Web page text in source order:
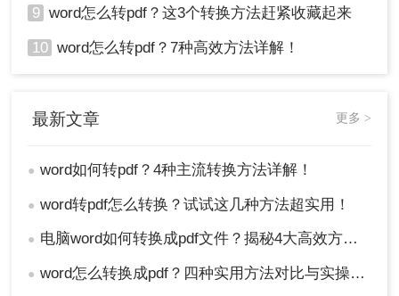
9 word怎么转pdf？这3个转换方法赶紧收藏起来
10 word怎么转pdf？7种高效方法详解！
最新文章 更多 >
● word如何转pdf？4种主流转换方法详解！
● word转pdf怎么转换？试试这几种方法超实用！
● 电脑word如何转换成pdf文件？揭秘4大高效方法，轻松搞定所有场景！
● word怎么转换成pdf？四种实用方法对比与实操指南（附详细表格）！